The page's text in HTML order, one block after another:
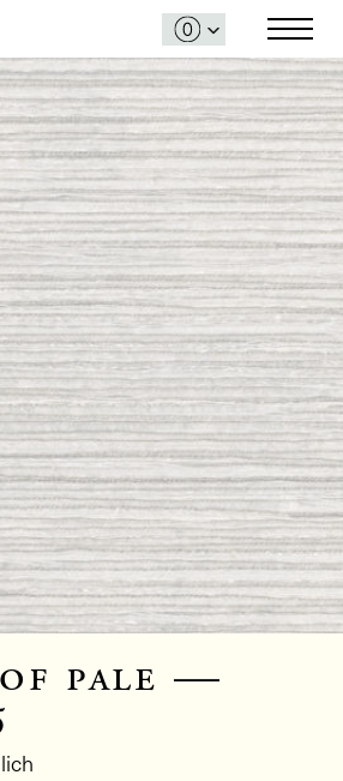
of pale —